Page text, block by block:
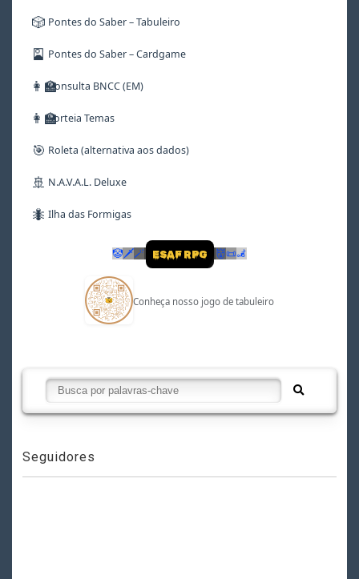
🎲 Pontes do Saber – Tabuleiro
🎴 Pontes do Saber – Cardgame
👩‍🏫Consulta BNCC (EM)
👩‍🏫Sorteia Temas
🎯 Roleta (alternativa aos dados)
🚢 N.A.V.A.L. Deluxe
🐜 Ilha das Formigas
🤡 🗡🪄 ESAF RPG 👹📜🦼
Conheça nosso jogo de tabuleiro
Seguidores